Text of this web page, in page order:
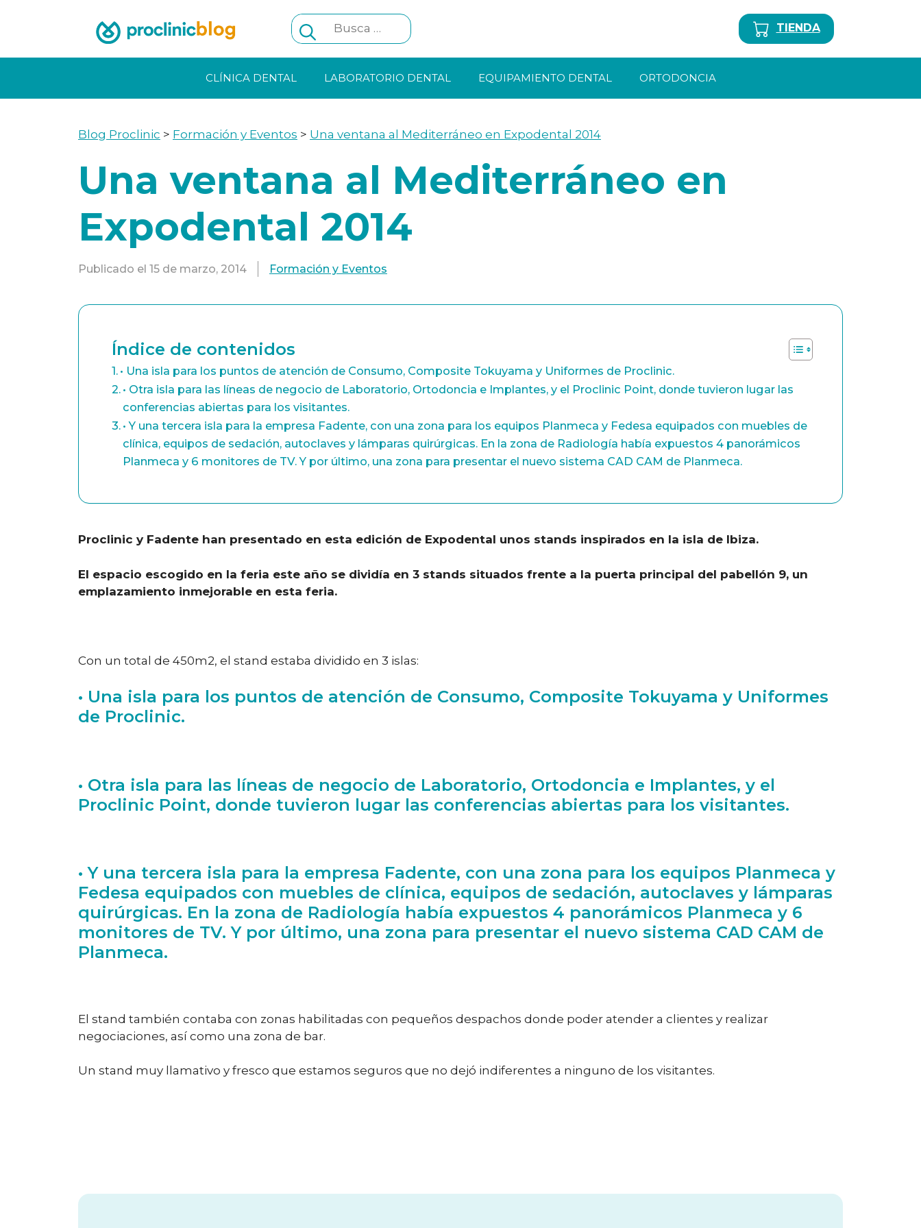
for:
TIENDA
CLÍNICA DENTAL LABORATORIO DENTAL EQUIPAMIENTO DENTAL ORTODONCIA
Blog Proclinic > Formación y Eventos > Una ventana al Mediterráneo en Expodental 2014
Una ventana al Mediterráneo en
Expodental 2014
Publicado el 15 de marzo, 2014 Formación y Eventos
Índice de contenidos
• Una isla para los puntos de atención de Consumo, Composite Tokuyama y Uniformes de Proclinic.
• Otra isla para las líneas de negocio de Laboratorio, Ortodoncia e Implantes, y el Proclinic Point, donde tuvieron lugar las
conferencias abiertas para los visitantes.
• Y una tercera isla para la empresa Fadente, con una zona para los equipos Planmeca y Fedesa equipados con muebles de
clínica, equipos de sedación, autoclaves y lámparas quirúrgicas. En la zona de Radiología había expuestos 4 panorámicos
Planmeca y 6 monitores de TV. Y por último, una zona para presentar el nuevo sistema CAD CAM de Planmeca.
Proclinic y Fadente han presentado en esta edición de Expodental unos stands inspirados en la isla de Ibiza.
El espacio escogido en la feria este año se dividía en 3 stands situados frente a la puerta principal del pabellón 9, un
emplazamiento inmejorable en esta feria.
Con un total de 450m2, el stand estaba dividido en 3 islas:
• Una isla para los puntos de atención de Consumo, Composite Tokuyama y Uniformes
de Proclinic.
• Otra isla para las líneas de negocio de Laboratorio, Ortodoncia e Implantes, y el
Proclinic Point, donde tuvieron lugar las conferencias abiertas para los visitantes.
• Y una tercera isla para la empresa Fadente, con una zona para los equipos Planmeca y
Fedesa equipados con muebles de clínica, equipos de sedación, autoclaves y lámparas
quirúrgicas. En la zona de Radiología había expuestos 4 panorámicos Planmeca y 6
monitores de TV. Y por último, una zona para presentar el nuevo sistema CAD CAM de
Planmeca.
El stand también contaba con zonas habilitadas con pequeños despachos donde poder atender a clientes y realizar
negociaciones, así como una zona de bar.
Un stand muy llamativo y fresco que estamos seguros que no dejó indiferentes a ninguno de los visitantes.